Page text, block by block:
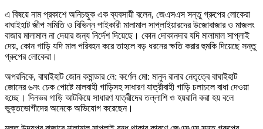
এ বিষয়ে নাম প্রকাশে অনিচছুক এক ব্যবসায়ী বলেন, জেএসএস সন্তু গ্রুপের লোকেরা
বাঘাইহাট জীপ সমিতি ও বিভিন্ন পাইকারী মালামাল সাপ্লাইয়ারদের উজোবাজার ও মাজলং
বাজার মালামাল না দেয়ার জন্য নির্দেশ দিয়েছে। কোন দোকানদার যদি মালামাল সাপ্লাই
দেয়, কোন গাড়ি যদি মাল পরিবহন করে তাহলে বড় ধরনের ক্ষতি করার হুমকি দিয়েছে সন্তু
গ্রুপের লোকেরা।
অপরদিকে, বাঘাইহাট জোন কমান্ডার লে: কর্ণেল মো: মানুদ রানার নেতৃত্বে বাঘাইহাট
জোনের ৬নং চেক পোষ্টে মালবাহী গাড়িসহ সাধারণ যাত্রীবাহী গাড়ি চলাচলে বাধা দেওয়া
হচ্ছে। দিনভর গাড়ি আটকিয়ে সাধারণ যাত্রীদের তল্লাশি ও হয়রানি করা হয় বলে
ভুক্তভোগীদের অনেকে অভিযোগ করেছেন।